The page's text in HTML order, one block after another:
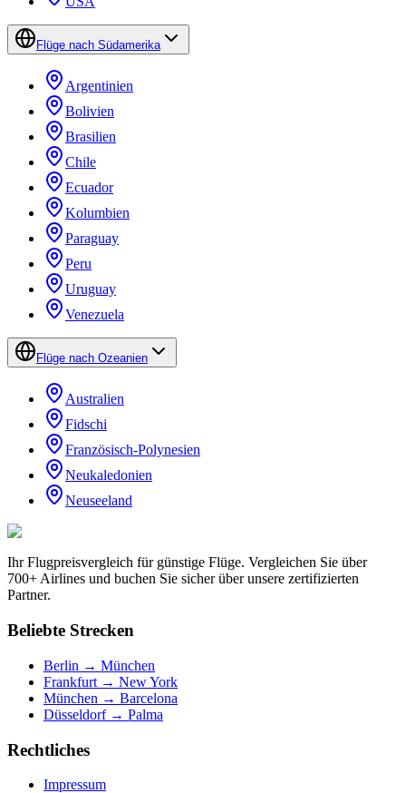
Flüge nach Südamerika
Argentinien
Bolivien
Brasilien
Chile
Ecuador
Kolumbien
Paraguay
Peru
Uruguay
Venezuela
Flüge nach Ozeanien
Australien
Fidschi
Französisch-Polynesien
Neukaledonien
Neuseeland
Ihr Flugpreisvergleich für günstige Flüge. Vergleichen Sie über
700+ Airlines und buchen Sie sicher über unsere zertifizierten
Partner.
Beliebte Strecken
Berlin → München
Frankfurt → New York
München → Barcelona
Düsseldorf → Palma
Rechtliches
Impressum